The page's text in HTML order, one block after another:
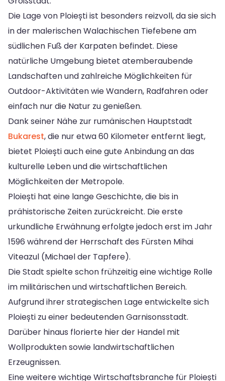
Die Lage von Ploiești ist besonders reizvoll, da sie sich
in der malerischen Walachischen Tiefebene am
südlichen Fuß der Karpaten befindet. Diese
natürliche Umgebung bietet atemberaubende
Landschaften und zahlreiche Möglichkeiten für
Outdoor-Aktivitäten wie Wandern, Radfahren oder
einfach nur die Natur zu genießen.
Dank seiner Nähe zur rumänischen Hauptstadt
Bukarest, die nur etwa 60 Kilometer entfernt liegt,
bietet Ploiești auch eine gute Anbindung an das
kulturelle Leben und die wirtschaftlichen
Möglichkeiten der Metropole.
Ploiești hat eine lange Geschichte, die bis in
prähistorische Zeiten zurückreicht. Die erste
urkundliche Erwähnung erfolgte jedoch erst im Jahr
1596 während der Herrschaft des Fürsten Mihai
Viteazul (Michael der Tapfere).
Die Stadt spielte schon frühzeitig eine wichtige Rolle
im militärischen und wirtschaftlichen Bereich.
Aufgrund ihrer strategischen Lage entwickelte sich
Ploiești zu einer bedeutenden Garnisonsstadt.
Darüber hinaus florierte hier der Handel mit
Wollprodukten sowie landwirtschaftlichen
Erzeugnissen.
Eine weitere wichtige Wirtschaftsbranche für Ploiești